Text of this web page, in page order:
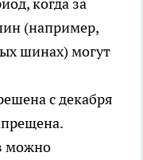
(например,
шинах) могут
с декабря
можно